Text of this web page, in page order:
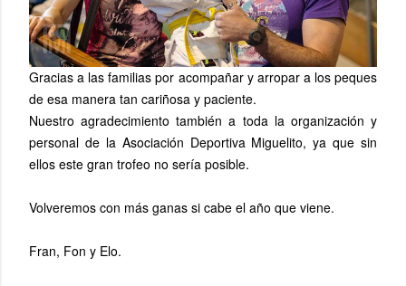
Gracias a las familias por acompañar y arropar a los peques
de esa manera tan cariñosa y paciente.
Nuestro agradecimiento también a toda la organización y
personal de la Asociación Deportiva Miguelito, ya que sin
ellos este gran trofeo no sería posible.
Volveremos con más ganas si cabe el año que viene.
Fran, Fon y Elo.